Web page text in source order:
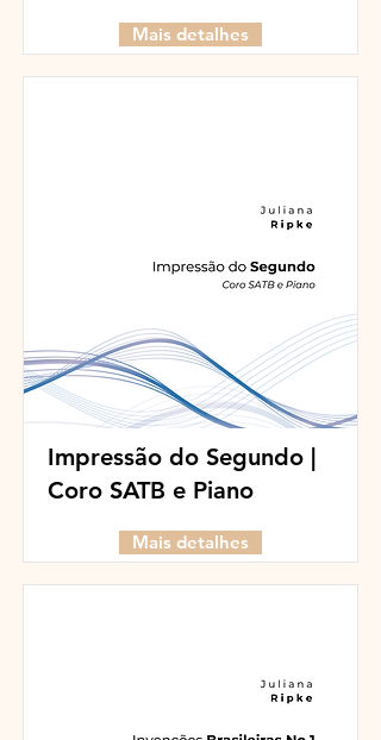
Mais detalhes
Impressão do Segundo |
Coro SATB e Piano
Mais detalhes